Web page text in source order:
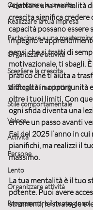
Organizzare la crescita
Realizzare la tua impresa
Partecipare a una
Organizzare attività
Scegliere la crescita
Strategie di marketing
Stile comportamentale
Veloce
Attività
Persone
Lento
Organizzare attività
Programmare il nuovo anno
Adottare una mentalità di
crescita significa credere
capacità possano essere
impegno e
pensi che si tratti di
motivazionale, ti sbagli.
pratico che ti aiuta a
difficoltà in opportunità
oltre i tuoi limiti. Con
ogni sfida diventa una
errore un passo avanti
Fai del 2025 l’anno in
pianifichi, ma realizzi il
massimo.
La tua mentalità è il tuo
potente. Puoi avere
strumenti, le strategie e